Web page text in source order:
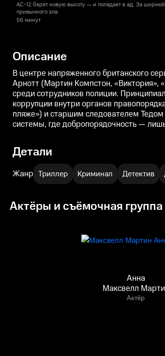
AC-12 берет новую высоту — и попадает в ад. За
привычного зла.
56 минут
Описание
В центре напряженного британского
Арнотт (Мартин Компстон, «Виктория»,
среди сотрудников полиции.
коррупции внутри органов
пляже») и старшим следователем
системы, где добропорядочность —
Детали
Жанр Триллер Криминал Детектив
Актёры и съёмочная группа
Анна
Максвелл
Актёр